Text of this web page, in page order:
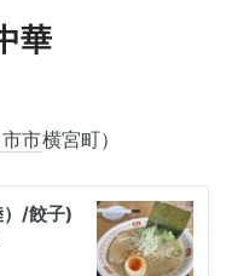
華
市横宮町）